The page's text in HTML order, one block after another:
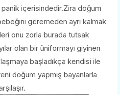
içerisindedir.Zira doğum
göremeden ayrı kalmak
onu zorla burada tutsak
olan bir üniformayı giyinen
başladıkça kendisi ile
doğum yapmış bayanlarla